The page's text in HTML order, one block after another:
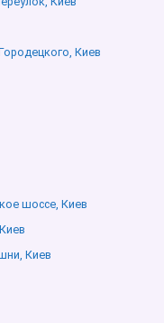
Киев
шоссе, Киев
Киев